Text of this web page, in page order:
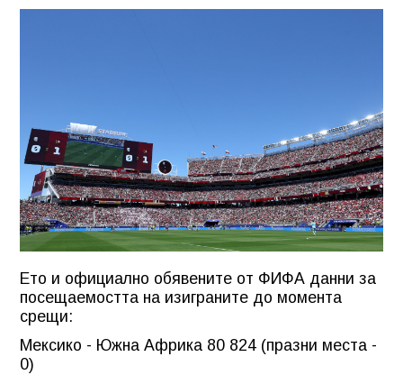
Ето и официално обявените от ФИФА данни за
посещаемостта на изиграните до момента
срещи:
Мексико - Южна Африка 80 824 (празни места -
0)